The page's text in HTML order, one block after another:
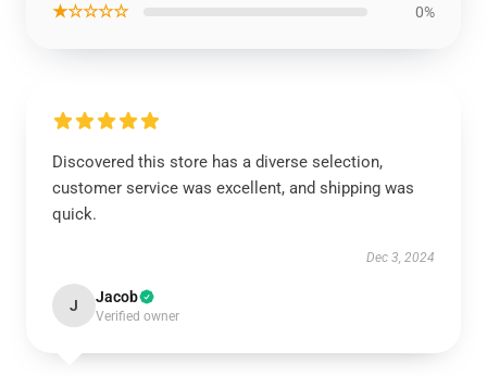
★☆☆☆☆ 0%
Discovered this store has a diverse selection,
customer service was excellent, and shipping was
quick.
Dec 3, 2024
J Jacob
Verified owner